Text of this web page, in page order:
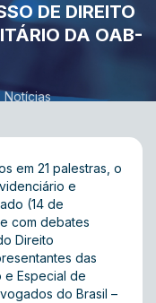
DE DIREITO
DA OAB-
Notícias
em 21 palestras, o
e
(14 de
com debates
Direito
das
e Especial de
do Brasil –